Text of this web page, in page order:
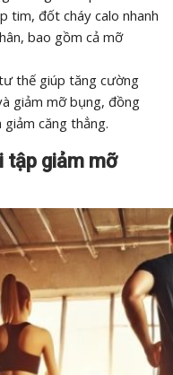
tim, đốt cháy calo nhanh
bao gồm cả mỡ
thế giúp tăng cường
giảm mỡ bụng, đồng
căng thẳng.
tập giảm mỡ